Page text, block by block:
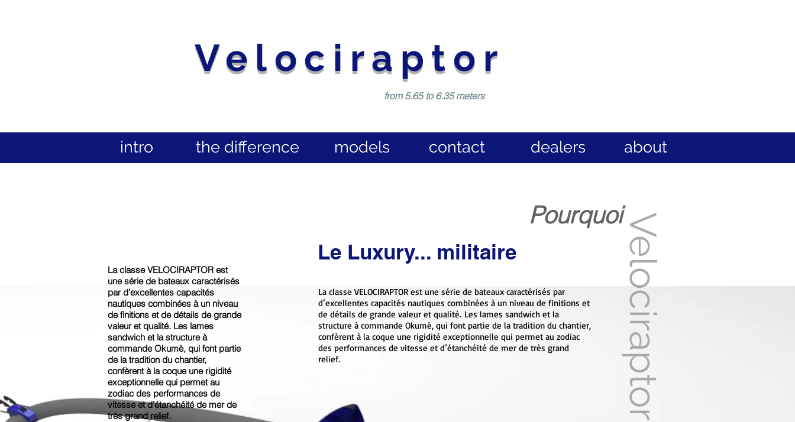
Velociraptor
from 5.65 to 6.35 meters
intro the difference models contact dealers about
Pourquoi
Le Luxury... militaire
La classe VELOCIRAPTOR est
une série de bateaux caractérisés
par d’excellentes capacités
nautiques combinées à un niveau
de finitions et de détails de grande
valeur et qualité. Les lames
sandwich et la structure à
commande Okumè, qui font partie
de la tradition du chantier,
confèrent à la coque une rigidité
exceptionnelle qui permet au
zodiac des performances de
vitesse et d’étanchéité de mer de
très grand relief.
La classe VELOCIRAPTOR est une série de bateaux caractérisés par
d’excellentes capacités nautiques combinées à un niveau de finitions et
de détails de grande valeur et qualité. Les lames sandwich et la
structure à commande Okumè, qui font partie de la tradition du chantier,
confèrent à la coque une rigidité exceptionnelle qui permet au zodiac
des performances de vitesse et d’étanchéité de mer de très grand
relief.
Velociraptor